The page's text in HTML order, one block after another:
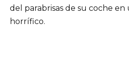
del parabrisas de su coche
horrífico.